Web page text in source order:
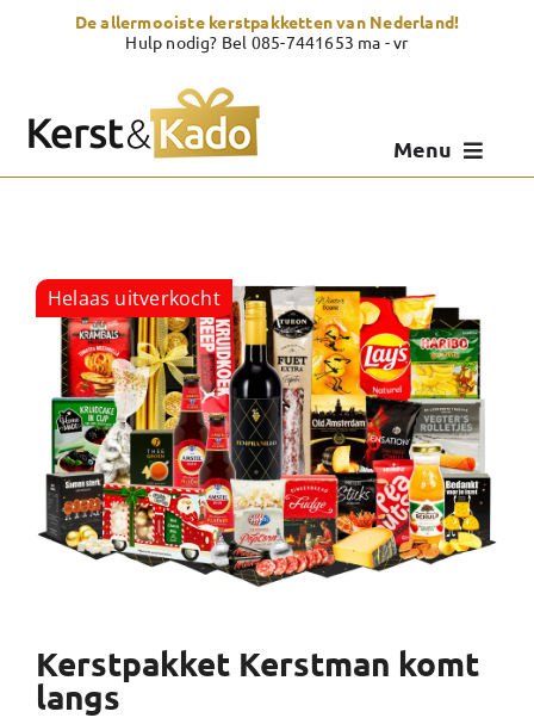
De allermooiste kerstpakketten van Nederland!
Hulp nodig? Bel 085-7441653 ma - vr
Menu
Zelf samenstellen
Showroom
Over Kerst & Kado
Helaas uitverkocht
Kerstpakket Kerstman komt
langs